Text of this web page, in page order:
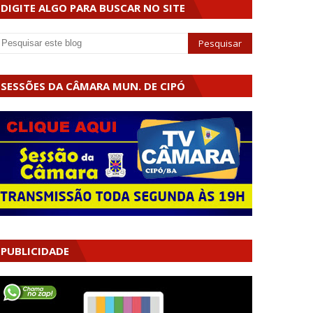
DIGITE ALGO PARA BUSCAR NO SITE
SESSÕES DA CÂMARA MUN. DE CIPÓ
PUBLICIDADE